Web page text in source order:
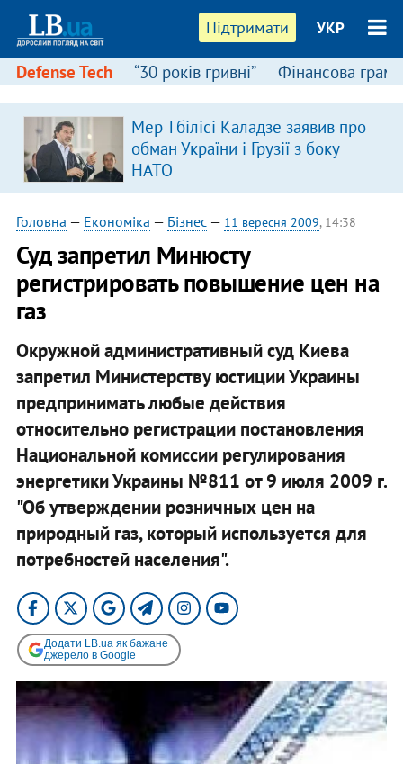
Підтримати УКР
Defense Tech “30 років гривні” Фінансова
Мер Тбілісі Каладзе заявив про
обман України і Грузії з боку
НАТО
Головна — Економіка — Бізнес— 11 вересня 2009, 14:38
Суд запретил Минюсту
регистрировать повышение цен на
газ
Окружной административный суд Киева
запретил Министерству юстиции Украины
предпринимать любые действия
относительно регистрации постановления
Национальной комиссии регулирования
энергетики Украины №811 от 9 июля 2009 г.
"Об утверждении розничных цен на
природный газ, который используется для
потребностей населения".
Додати LB.ua як бажане
джерело в Google